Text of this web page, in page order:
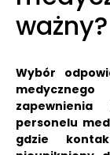
ważny?
Wybór
zapewnienia
personelu
gdzie